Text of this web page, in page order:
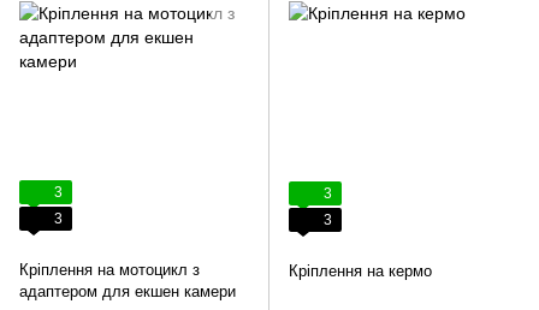
3
3
Кріплення на мотоцикл з
адаптером для екшен камери
3
3
Кріплення на кермо